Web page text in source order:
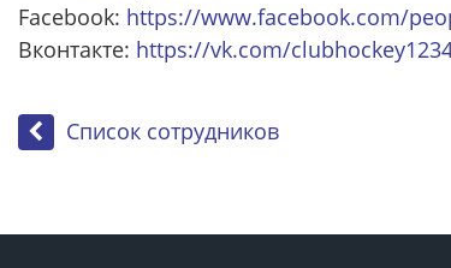
Facebook: https://www.facebook.com/
Вконтакте: https://vk.com/
Список сотрудников